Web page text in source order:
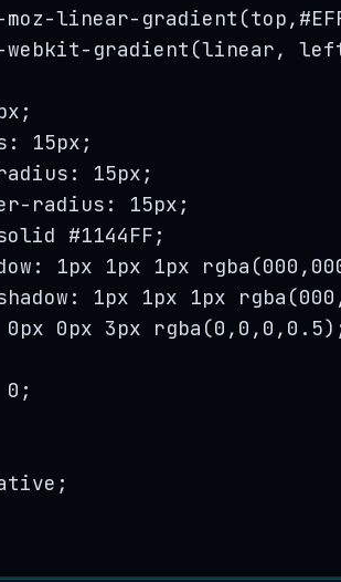
moz-linear- gradient (top,#
webkit- gradient (linear,
;
15px ;
15px ;
- radius: 15px ;
#1144FF ;
1px 1px 1px rgba (000 ,
1px 1px 1px rgba (000
0px 0px 3px rgba (0 , 0 , 0 , 0.5
0 ;
;